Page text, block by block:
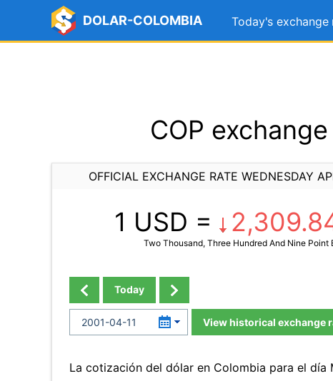
DOLAR-COLOMBIA Today's exchange
COP
OFFICIAL EXCHANGE RATE WEDNESDAY
1 USD =
Two Thousand, Three Hundred And Nine Point
Today
View historical exchange
La cotización del dólar en Colombia para el día